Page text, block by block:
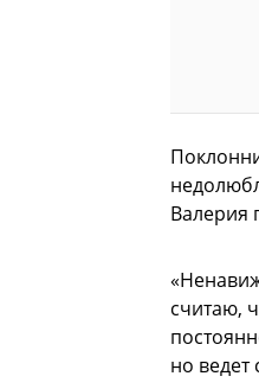
Валерия
считаю,
но